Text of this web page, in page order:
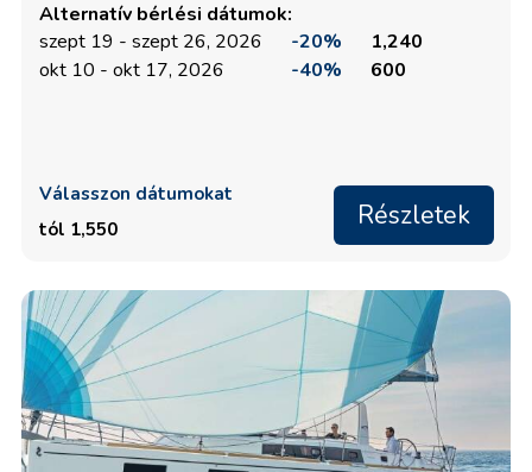
Alternatív bérlési dátumok:
szept 19 - szept 26, 2026
-20%
1,240
okt 10 - okt 17, 2026
-40% 600
Válasszon dátumokat
tól 1,550
Részletek